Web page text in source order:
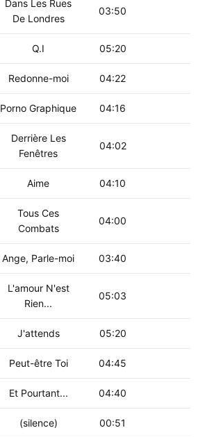
Dans Les Rues
De Londres
03:50
Q.I 05:20
Redonne-moi 04:22
Porno Graphique 04:16
Derrière Les
Fenêtres
04:02
Aime 04:10
Tous Ces
Combats
04:00
Ange, Parle-moi 03:40
L'amour N'est
Rien...
05:03
J'attends 05:20
Peut-être Toi 04:45
Et Pourtant... 04:40
(silence) 00:51